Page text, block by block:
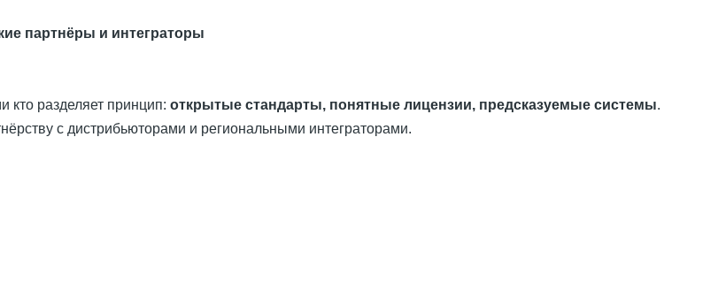
партнёры и интеграторы
кто разделяет принцип: открытые стандарты, понятные лицензии, предсказуемые системы.
с дистрибьюторами и региональными интеграторами.